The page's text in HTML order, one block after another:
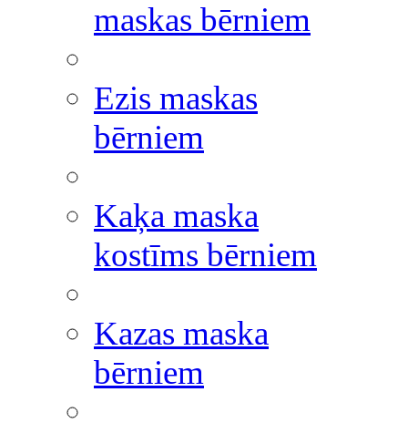
maskas bērniem
Ezis maskas
bērniem
Kaķa maska
kostīms bērniem
Kazas maska
bērniem